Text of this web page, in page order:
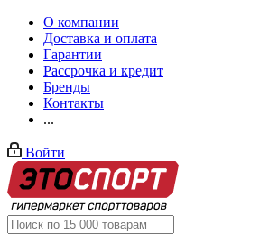
О компании
Доставка и оплата
Гарантии
Рассрочка и кредит
Бренды
Контакты
...
Войти